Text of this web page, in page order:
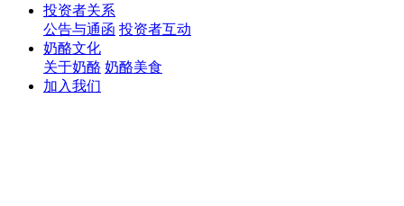
投资者关系
公告与通函 投资者互动
奶酪文化
关于奶酪 奶酪美食
加入我们